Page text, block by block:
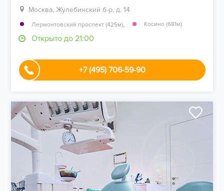
Москва, Жулебинский б-р, д. 14
Лермонтовский проспект (425м), Косино (681м)
Открыто до 21:00
+7 (495) 706-59-90